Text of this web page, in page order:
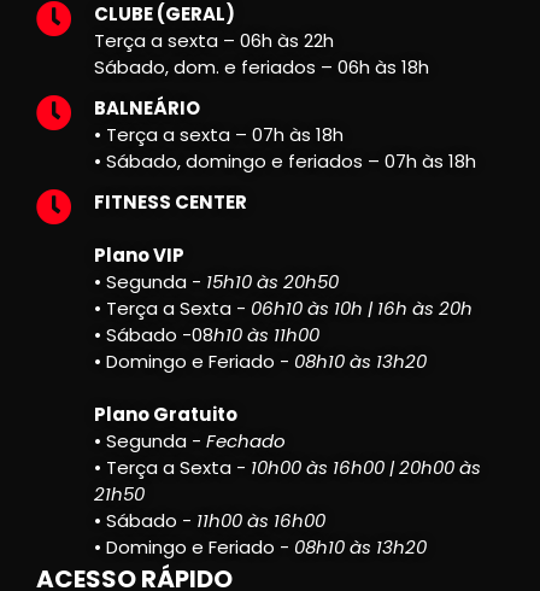
CLUBE (GERAL)
Terça a sexta – 06h às 22h
Sábado, dom. e feriados – 06h às 18h
BALNEÁRIO
• Terça a sexta – 07h às 18h
• Sábado, domingo e feriados – 07h às 18h
FITNESS CENTER
Plano VIP
• Segunda - 15h10 às 20h50
• Terça a Sexta - 06h10 às 10h | 16h às 20h
• Sábado -08h10 às 11h00
• Domingo e Feriado - 08h10 às 13h20
Plano Gratuito
• Segunda - Fechado
• Terça a Sexta - 10h00 às 16h00 | 20h00 às
21h50
• Sábado - 11h00 às 16h00
• Domingo e Feriado - 08h10 às 13h20
ACESSO RÁPIDO